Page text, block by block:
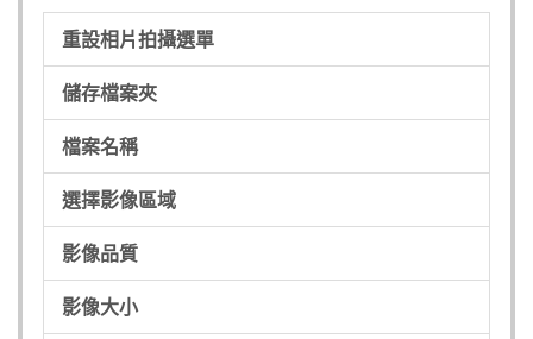
重設相片拍攝選單
儲存檔案夾
檔案名稱
選擇影像區域
影像品質
影像大小